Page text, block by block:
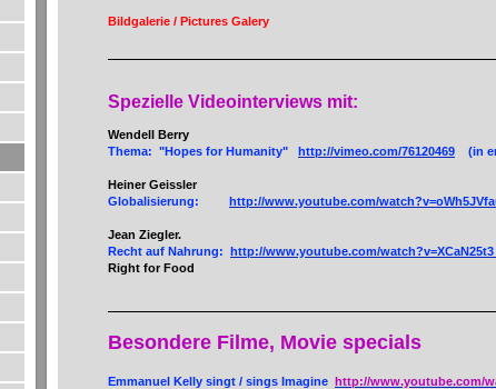
Bildgalerie / Pictures Galery
Spezielle Videointerviews mit:
Wendell Berry
Thema: "Hopes for Humanity" http://vimeo.com/76120469 (in
Heiner Geissler
Globalisierung:
http://www.youtube.com/
Jean Ziegler.
Recht auf Nahrung: http://www.youtube.com/
Right for Food
Besondere Filme, Movie specials
Emmanuel Kelly singt / sings Imagine http://www.youtube.com/